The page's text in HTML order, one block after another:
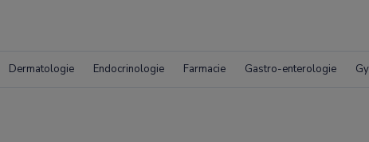
Dermatologie Endocrinologie Farmacie Gastro-enterologie